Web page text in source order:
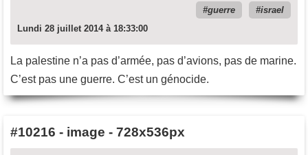
guerre
israel
Lundi 28 juillet 2014 à 18:33:00
La palestine n’a pas d’armée, pas d’avions, pas de marine.
C’est pas une guerre. C’est un génocide.
#10216 - image - 728x536px